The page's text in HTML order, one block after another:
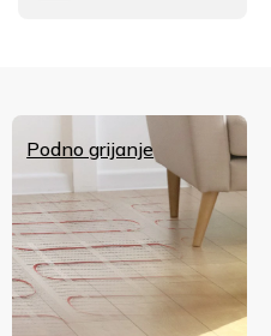
Podno grijanje